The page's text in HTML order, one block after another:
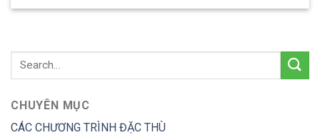
CHUYÊN MỤC
CÁC CHƯƠNG TRÌNH ĐẶC THÙ